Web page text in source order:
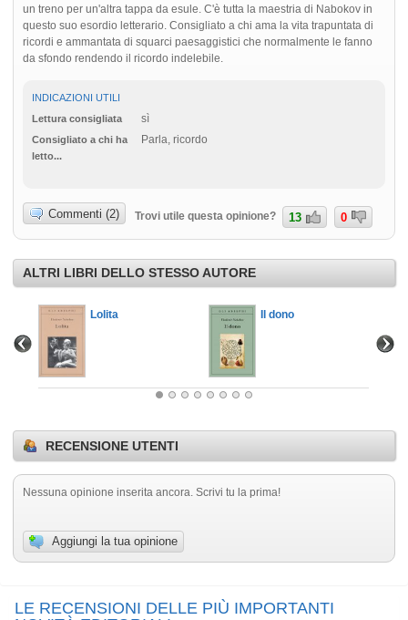
un treno per un'altra tappa da esule. C'è tutta la maestria di Nabokov in
questo suo esordio letterario. Consigliato a chi ama la vita trapuntata di
ricordi e ammantata di squarci paesaggistici che normalmente le fanno
da sfondo rendendo il ricordo indelebile.
INDICAZIONI UTILI
Lettura consigliata
sì
Consigliato a chi ha
letto...
Parla, ricordo
Commenti (2) Trovi utile questa opinione? 13 0
ALTRI LIBRI DELLO STESSO AUTORE
Lolita Il dono
RECENSIONE UTENTI
Nessuna opinione inserita ancora. Scrivi tu la prima!
Aggiungi la tua opinione
LE RECENSIONI DELLE PIÙ IMPORTANTI